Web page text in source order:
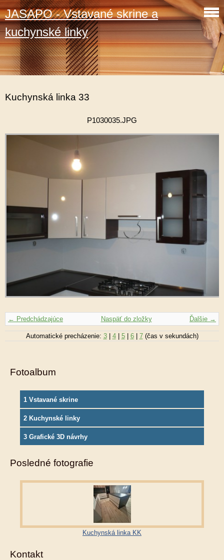
JASAPO - Vstavané skrine a
kuchynské linky
Kuchynská linka 33
P1030035.JPG
← Predchádzajúce Ďalšie →
Naspäť do zložky
Automatické precházenie: 3| 4| 5| 6| 7(čas v sekundách)
Fotoalbum
1 Vstavané skrine
2 Kuchynské linky
3 Grafické 3D návrhy
Posledné fotografie
Kuchynská linka KK
Kontakt